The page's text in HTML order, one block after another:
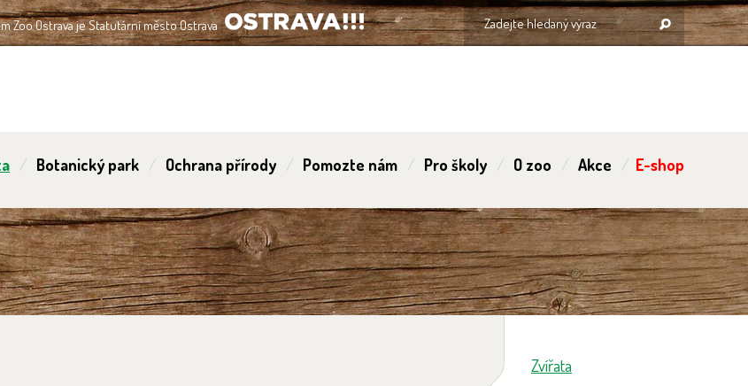
Zoo Ostrava je Statutární město Ostrava
OSTRAVA!!!
Botanický park Ochrana přírody Pomozte nám Pro školy O zoo Akce E-shop
Zvířata